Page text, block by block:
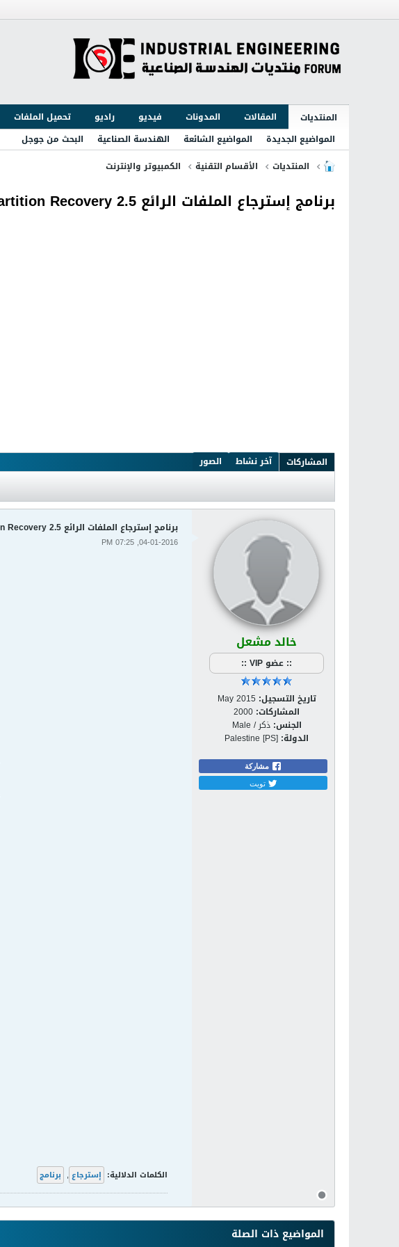
المنتديات المقالات المدونات فيديو راديو تحميل الملفات
المواضيع الجديدة
المواضيع الشائعة الهندسة الصناعية
البحث من جوجل
المنتديات
الأقسام التقنية الكمبيوتر والإنترنت
برنامج إسترجاع الملفات الرائع Comfy Partition Recovery 2.5 تحميل مباشر
المشاركات آخر نشاط الصور
خالد مشعل
:: عضو VIP ::
تاريخ التسجيل: May 2015
المشاركات: 2000
الجنس: ذكر / Male
الدولة: Palestine [PS]
مشاركة
تويت
برنامج إسترجاع الملفات الرائع Comfy Partition Recovery 2.5 تحميل مباشر
04-01-2016, 07:25 PM
الكلمات الدلالية: إسترجاع , برنامج
المواضيع ذات الصلة